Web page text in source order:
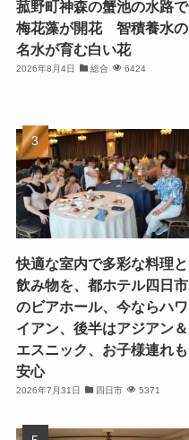
菰野町神森の蟹池の水路で
梅花藻が開花 智積養水の
名水が育む白い花
2026年8月4日 総合 6424
快適な室内で多彩な料理と
飲み物を、都ホテル四日市
のビアホール、今ならハワ
イアン、後半はアジアン＆
エスニック、お子様連れも
安心
2026年7月31日 四日市 5371